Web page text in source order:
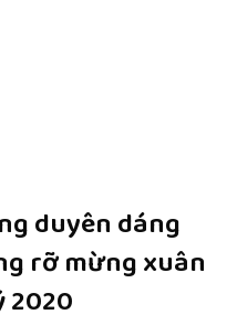
duyên dáng
rỡ mừng xuân
2020